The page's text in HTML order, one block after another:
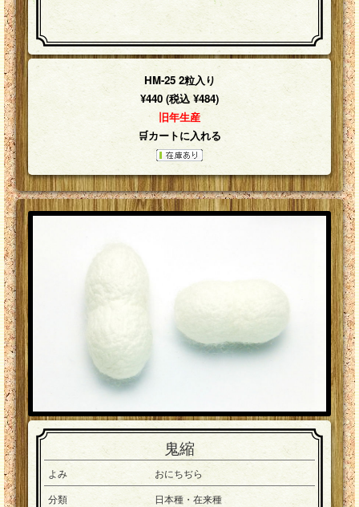
HM-25 2粒入り
¥440 (税込 ¥484)
旧年生産
🛒カートに入れる
鬼縮
よみ
おにちぢら
分類
日本種・在来種